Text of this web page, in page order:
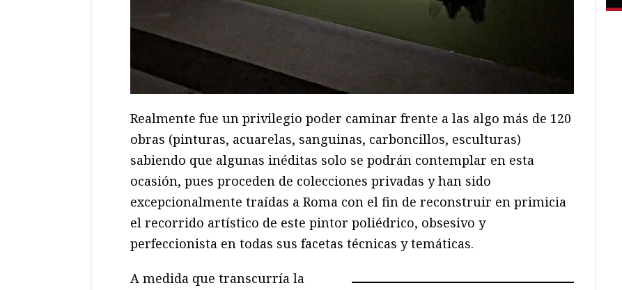
Realmente fue un privilegio poder caminar frente a las algo más de 120
obras (pinturas, acuarelas, sanguinas, carboncillos, esculturas)
sabiendo que algunas inéditas solo se podrán contemplar en esta
ocasión, pues proceden de colecciones privadas y han sido
excepcionalmente traídas a Roma con el fin de reconstruir en primicia
el recorrido artístico de este pintor poliédrico, obsesivo y
perfeccionista en todas sus facetas técnicas y temáticas.
A medida que transcurría la